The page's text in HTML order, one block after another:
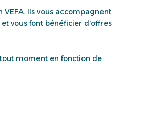
Ils vous accompagnent
vous font bénéficier d'offres
moment en fonction de